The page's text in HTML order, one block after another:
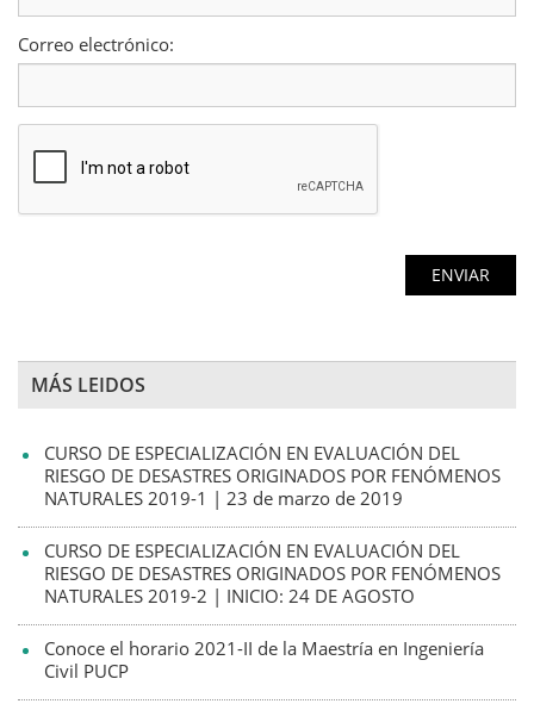
Correo electrónico:
MÁS LEIDOS
CURSO DE ESPECIALIZACIÓN EN EVALUACIÓN DEL
RIESGO DE DESASTRES ORIGINADOS POR FENÓMENOS
NATURALES 2019-1 | 23 de marzo de 2019
CURSO DE ESPECIALIZACIÓN EN EVALUACIÓN DEL
RIESGO DE DESASTRES ORIGINADOS POR FENÓMENOS
NATURALES 2019-2 | INICIO: 24 DE AGOSTO
Conoce el horario 2021-II de la Maestría en Ingeniería
Civil PUCP